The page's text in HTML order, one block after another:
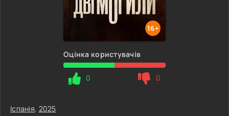
16+
Оцінка користувачів
0 0
Іспанія, 2025